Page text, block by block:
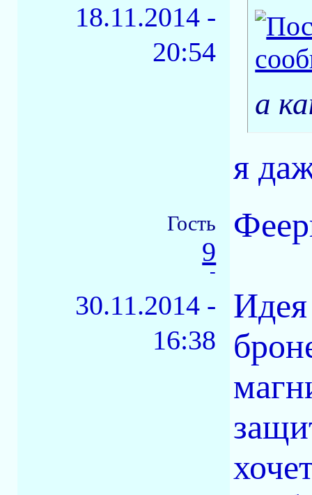
18.11.2014 -
20:54
а
я
Гость
9
-
30.11.2014 -
16:38
Идея